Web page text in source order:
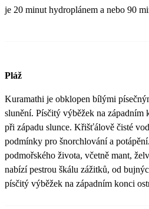
je 20 minut hydroplánem a nebo 90
Pláž
Kuramathi je obklopen bílými
slunění. Písčitý výběžek na
při západu slunce. Křišťálově čisté
podmínky pro šnorchlování a
podmořského života, včetně mant,
nabízí pestrou škálu zážitků, od
písčitý výběžek na západním konci